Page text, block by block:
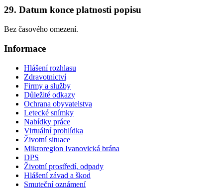
29. Datum konce platnosti popisu
Bez časového omezení.
Informace
Hlášení rozhlasu
Zdravotnictví
Firmy a služby
Důležité odkazy
Ochrana obyvatelstva
Letecké snímky
Nabídky práce
Virtuální prohlídka
Životní situace
Mikroregion Ivanovická brána
DPS
Životní prostředí, odpady
Hlášení závad a škod
Smuteční oznámení